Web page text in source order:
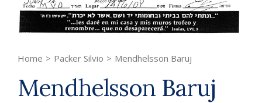
Home > Packer Silvio > Mendhelsson Baruj
Mendhelsson Baruj